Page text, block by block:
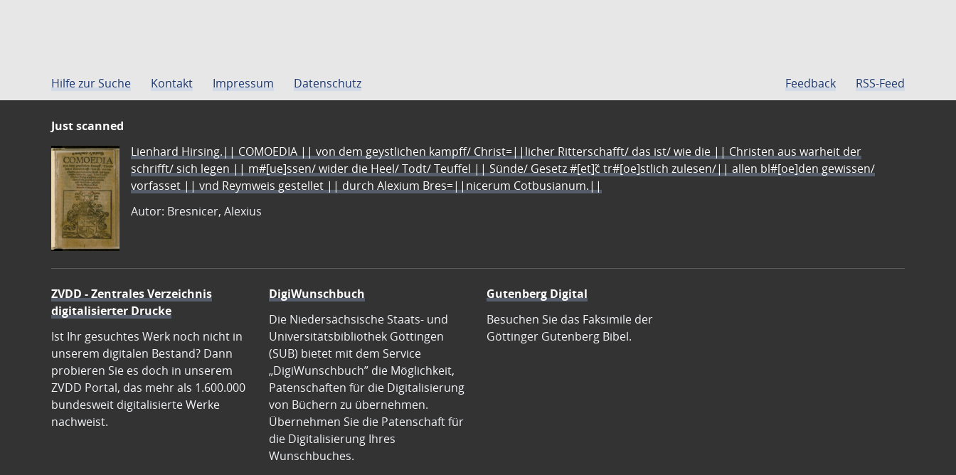
Hilfe zur Suche Kontakt Impressum Datenschutz Feedback RSS-Feed
Just scanned
Lienhard Hirsing.|| COMOEDIA || von dem geystlichen kampff/ Christ=||licher Ritterschafft/ das ist/ wie die || Christen aus warheit der
schrifft/ sich legen || m#[ue]ssen/ wider die Heel/ Todt/ Teuffel || Sünde/ Gesetz #[et]c̃ tr#[oe]stlich zulesen/|| allen bl#[oe]den gewissen/
vorfasset || vnd Reymweis gestellet || durch Alexium Bres=||nicerum Cotbusianum.||
Autor: Bresnicer, Alexius
ZVDD - Zentrales Verzeichnis
digitalisierter Drucke
Ist Ihr gesuchtes Werk noch nicht in
unserem digitalen Bestand? Dann
probieren Sie es doch in unserem
ZVDD Portal, das mehr als 1.600.000
bundesweit digitalisierte Werke
nachweist.
DigiWunschbuch
Die Niedersächsische Staats- und
Universitätsbibliothek Göttingen
(SUB) bietet mit dem Service
„DigiWunschbuch” die Möglichkeit,
Patenschaften für die Digitalisierung
von Büchern zu übernehmen.
Übernehmen Sie die Patenschaft für
die Digitalisierung Ihres
Wunschbuches.
Gutenberg Digital
Besuchen Sie das Faksimile der
Göttinger Gutenberg Bibel.